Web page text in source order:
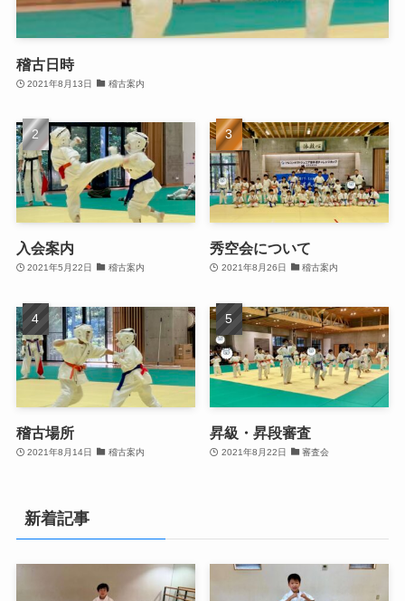
稽古日時
2021年8月13日 稽古案内
入会案内
2021年5月22日 稽古案内
秀空会について
2021年8月26日 稽古案内
稽古場所
2021年8月14日 稽古案内
昇級・昇段審査
2021年8月22日 審査会
新着記事